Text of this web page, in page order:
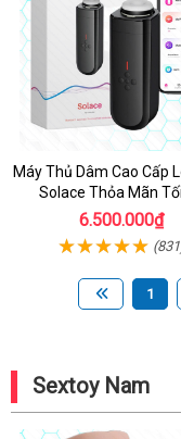
Máy Thủ Dâm Cao Cấp
Solace Thỏa Mãn
6.500.000₫
1
Sextoy Nam